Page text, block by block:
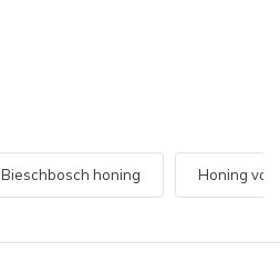
Bieschbosch honing Honing van